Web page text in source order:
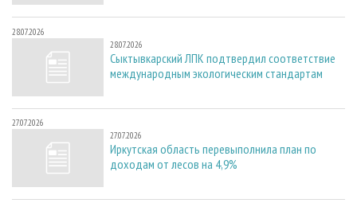
28.07.2026
28.07.2026
Сыктывкарский ЛПК подтвердил соответствие
международным экологическим стандартам
27.07.2026
27.07.2026
Иркутская область перевыполнила план по
доходам от лесов на 4,9%